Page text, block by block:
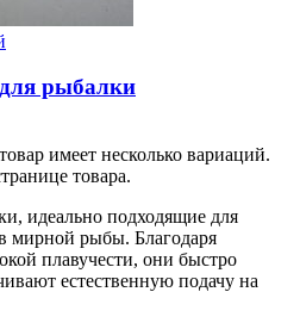
рыбалки
имеет несколько вариаций.
товара.
идеально подходящие для
мирной рыбы. Благодаря
плавучести, они быстро
естественную подачу на